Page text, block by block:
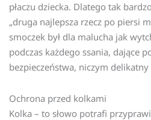
płaczu dziecka. Dlatego tak
„druga najlepsza rzecz po piersi
smoczek był dla malucha jak
podczas każdego ssania, dające
bezpieczeństwa, niczym
Ochrona przed kolkami
Kolka – to słowo potrafi